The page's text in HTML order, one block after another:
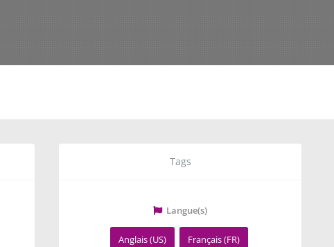
Tags
Langue(s)
Anglais (US) Français (FR)